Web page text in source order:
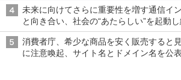
未来に向けてさらに重要性を増す通信イ
と向き合い、社会の“あたらしい”を起動
消費者庁、希少な商品を安く販売すると
に注意喚起、サイト名とドメイン名を公